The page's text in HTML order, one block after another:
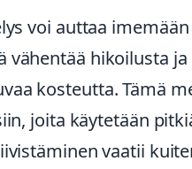
voi auttaa
vähentää hikoilusta ja
kosteutta. Tämä
joita käytetään
vaatii